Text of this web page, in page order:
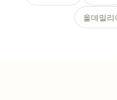
올데일리